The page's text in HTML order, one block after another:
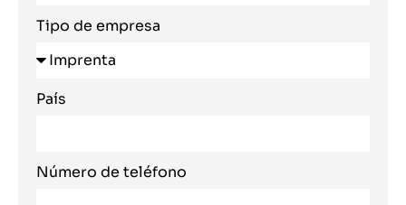
Tipo de empresa
País
Número de teléfono